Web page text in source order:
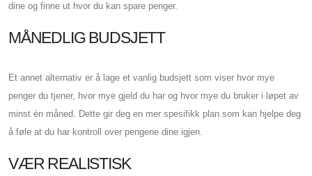
dine og finne ut hvor du kan spare penger.
MÅNEDLIG BUDSJETT
Et annet alternativ er å lage et vanlig budsjett som viser hvor mye
penger du tjener, hvor mye gjeld du har og hvor mye du bruker i løpet av
minst én måned. Dette gir deg en mer spesifikk plan som kan hjelpe deg
å føle at du har kontroll over pengene dine igjen.
VÆR REALISTISK